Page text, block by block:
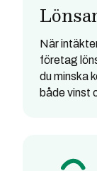
När
företag
du minska
både vinst